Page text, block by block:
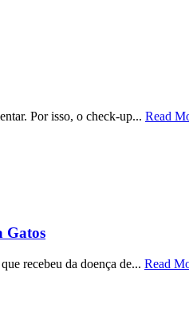
Por isso, o check-up... Read
Gatos
recebeu da doença de... Read